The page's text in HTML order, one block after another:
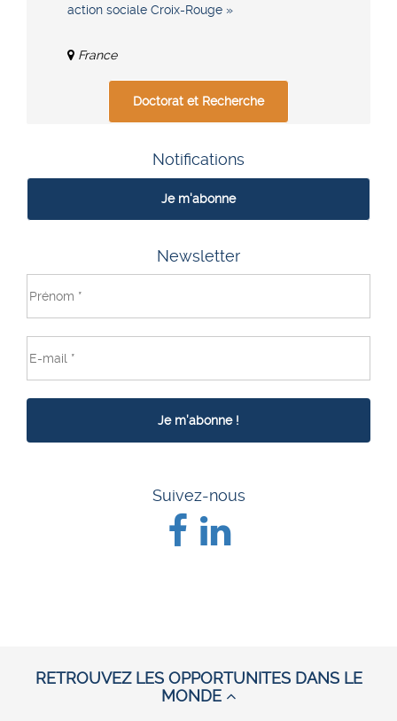
action sociale Croix-Rouge »
France
Doctorat et Recherche
Notifications
Je m'abonne
Newsletter
Suivez-nous
RETROUVEZ LES OPPORTUNITES DANS LE
MONDE